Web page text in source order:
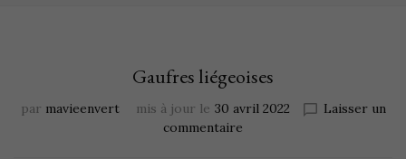
Gaufres liégeoises
par mavieenvert mis à jour le 30 avril 2022
Laisser un
commentaire